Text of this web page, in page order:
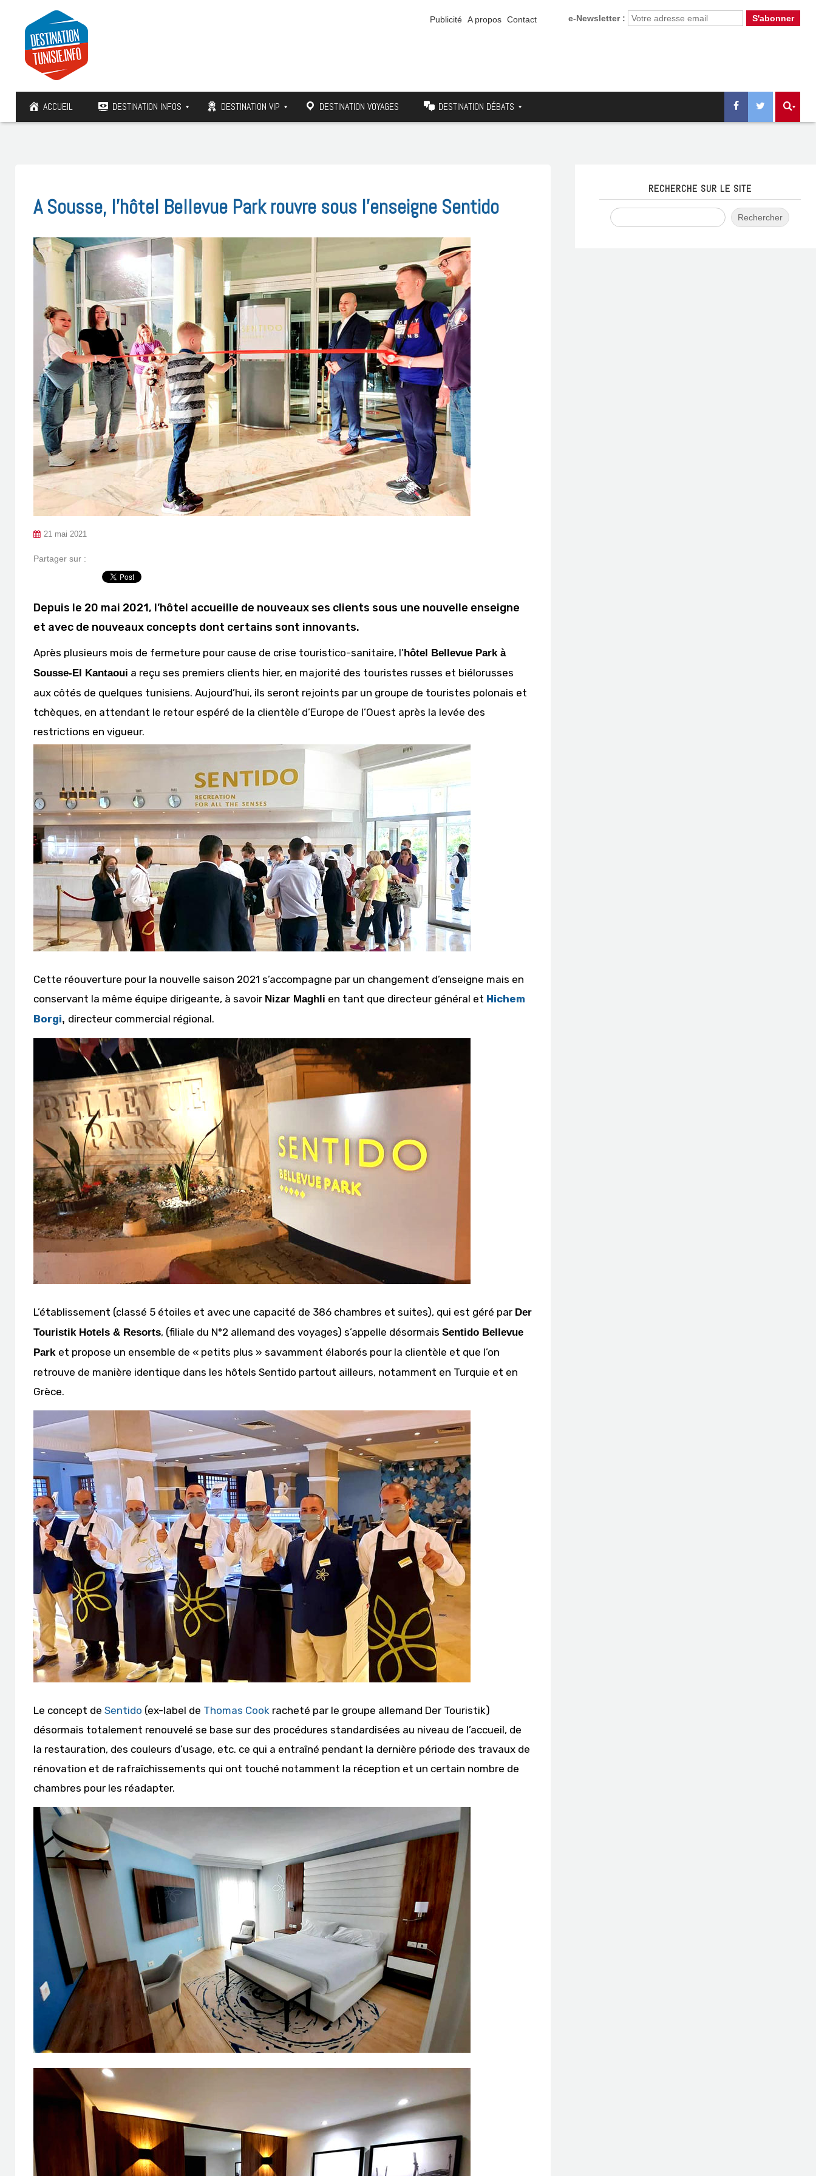
e-Newsletter :
Publicité A propos Contact
ACCUEIL DESTINATION INFOS DESTINATION VIP DESTINATION VOYAGES DESTINATION DÉBATS
A Sousse, l’hôtel Bellevue Park rouvre sous l’enseigne Sentido
21 mai 2021
Partager sur :
Depuis le 20 mai 2021, l’hôtel accueille de nouveaux ses clients sous une nouvelle enseigne
et avec de nouveaux concepts dont certains sont innovants.
Après plusieurs mois de fermeture pour cause de crise touristico-sanitaire, l’hôtel Bellevue Park à
Sousse-El Kantaoui a reçu ses premiers clients hier, en majorité des touristes russes et biélorusses
aux côtés de quelques tunisiens. Aujourd’hui, ils seront rejoints par un groupe de touristes polonais et
tchèques, en attendant le retour espéré de la clientèle d’Europe de l’Ouest après la levée des
restrictions en vigueur.
Cette réouverture pour la nouvelle saison 2021 s’accompagne par un changement d’enseigne mais en
conservant la même équipe dirigeante, à savoir Nizar Maghli en tant que directeur général et Hichem
Borgi, directeur commercial régional.
L’établissement (classé 5 étoiles et avec une capacité de 386 chambres et suites), qui est géré par Der
Touristik Hotels & Resorts, (filiale du N°2 allemand des voyages) s’appelle désormais Sentido Bellevue
Park et propose un ensemble de « petits plus » savamment élaborés pour la clientèle et que l’on
retrouve de manière identique dans les hôtels Sentido partout ailleurs, notamment en Turquie et en
Grèce.
Le concept de Sentido (ex-label de Thomas Cook racheté par le groupe allemand Der Touristik)
désormais totalement renouvelé se base sur des procédures standardisées au niveau de l’accueil, de
la restauration, des couleurs d’usage, etc. ce qui a entraîné pendant la dernière période des travaux de
rénovation et de rafraîchissements qui ont touché notamment la réception et un certain nombre de
chambres pour les réadapter.
RECHERCHE SUR LE SITE